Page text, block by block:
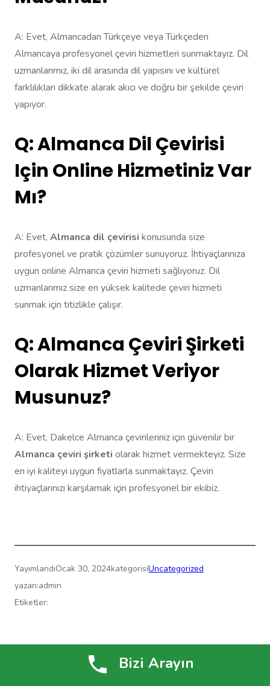
A: Evet, Almancadan Türkçeye veya Türkçeden
Almancaya profesyonel çeviri hizmetleri sunmaktayız. Dil
uzmanlarımız, iki dil arasında dil yapısını ve kültürel
farklılıkları dikkate alarak akıcı ve doğru bir şekilde çeviri
yapıyor.
Q: Almanca Dil Çevirisi
Için Online Hizmetiniz Var
Mı?
A: Evet, Almanca dil çevirisi konusunda size
profesyonel ve pratik çözümler sunuyoruz. İhtiyaçlarınıza
uygun online Almanca çeviri hizmeti sağlıyoruz. Dil
uzmanlarımız size en yüksek kalitede çeviri hizmeti
sunmak için titizlikle çalışır.
Q: Almanca Çeviri Şirketi
Olarak Hizmet Veriyor
Musunuz?
A: Evet, Dakelce Almanca çevirileriniz için güvenilir bir
Almanca çeviri şirketi olarak hizmet vermekteyiz. Size
en iyi kaliteyi uygun fiyatlarla sunmaktayız. Çeviri
ihtiyaçlarınızı karşılamak için profesyonel bir ekibiz.
YayımlandıOcak 30, 2024kategorisiUncategorized
yazarı:admin
Etiketler:
gururla sunar Bizi Arayın